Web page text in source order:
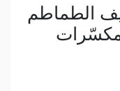
الطماطم